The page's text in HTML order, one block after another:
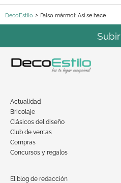
DecoEstilo Falso mármol: Así se hace
Subir
Actualidad
Bricolaje
Clásicos del diseño
Club de ventas
Compras
Concursos y regalos
El blog de redacción